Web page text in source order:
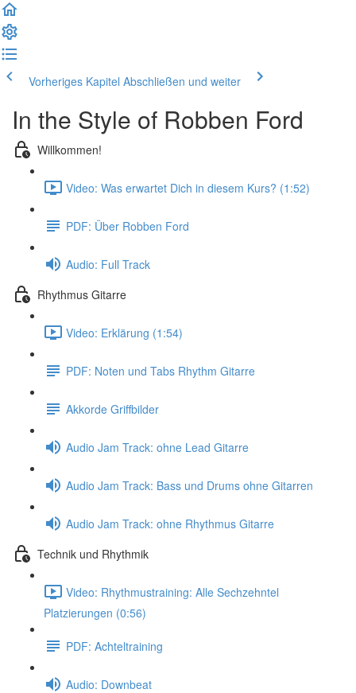
Vorheriges Kapitel Abschließen und weiter
In the Style of Robben Ford
Willkommen!
Video: Was erwartet Dich in diesem Kurs? (1:52)
PDF: Über Robben Ford
Audio: Full Track
Rhythmus Gitarre
Video: Erklärung (1:54)
PDF: Noten und Tabs Rhythm Gitarre
Akkorde Griffbilder
Audio Jam Track: ohne Lead Gitarre
Audio Jam Track: Bass und Drums ohne Gitarren
Audio Jam Track: ohne Rhythmus Gitarre
Technik und Rhythmik
Video: Rhythmustraining: Alle Sechzehntel
Platzierungen (0:56)
PDF: Achteltraining
Audio: Downbeat